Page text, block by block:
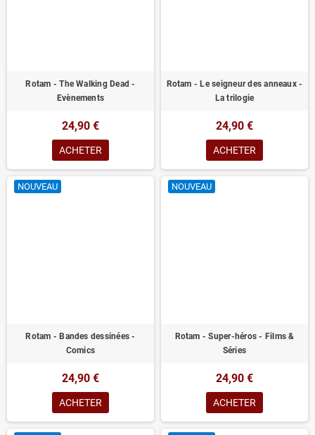
Rotam - The Walking Dead -
Evènements
24,90 €
ACHETER
Rotam - Le seigneur des anneaux -
La trilogie
24,90 €
ACHETER
NOUVEAU
Rotam - Bandes dessinées -
Comics
24,90 €
ACHETER
NOUVEAU
Rotam - Super-héros - Films &
Séries
24,90 €
ACHETER